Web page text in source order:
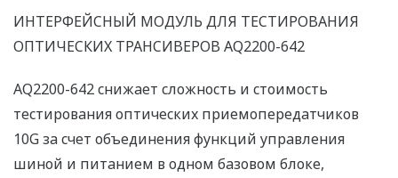
ИНТЕРФЕЙСНЫЙ МОДУЛЬ ДЛЯ ТЕСТИРОВАНИЯ
ОПТИЧЕСКИХ ТРАНСИВЕРОВ AQ2200-642
AQ2200-642 снижает сложность и стоимость
тестирования оптических приемопередатчиков
10G за счет объединения функций управления
шиной и питанием в одном базовом блоке,